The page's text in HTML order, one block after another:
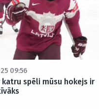
09:56
katru spēli mūsu hokejs ir